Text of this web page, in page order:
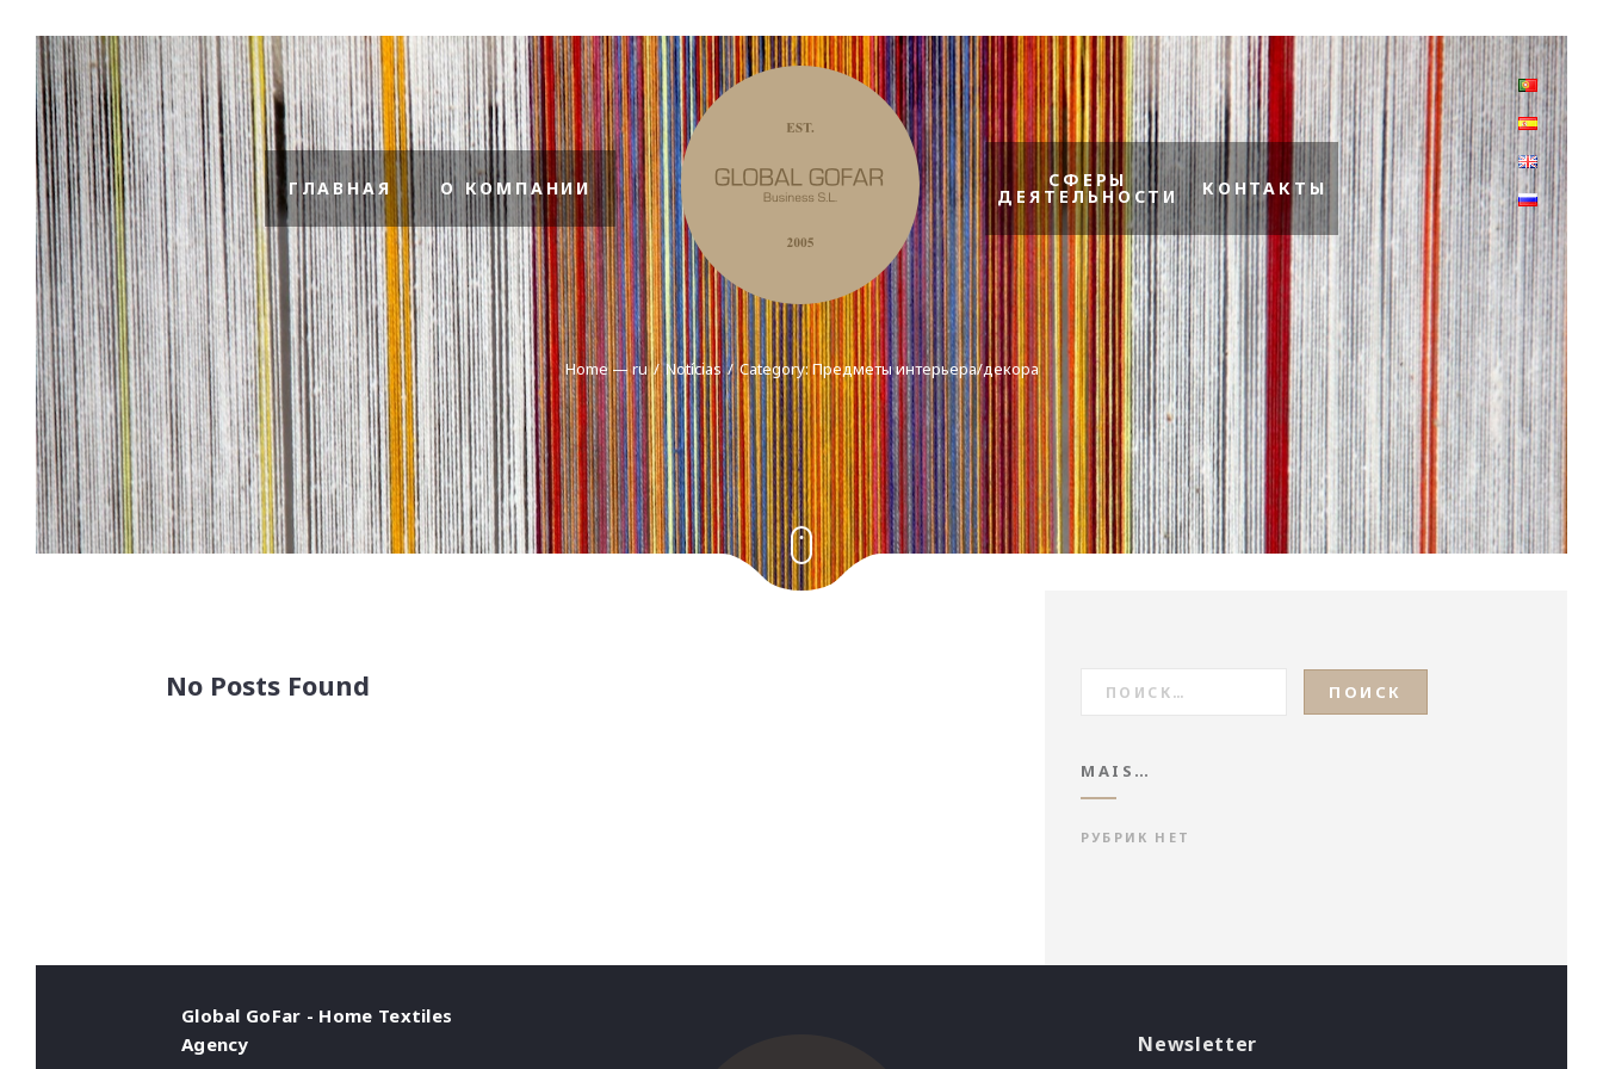
ГЛАВНАЯ О КОМПАНИИ СФЕРЫ
ДЕЯТЕЛЬНОСТИ КОНТАКТЫ
Home — ru Notícias Category:Предметы интерьера/декора
No Posts Found
MAIS…
РУБРИК НЕТ
Global GoFar - Home Textiles
Agency
Newsletter